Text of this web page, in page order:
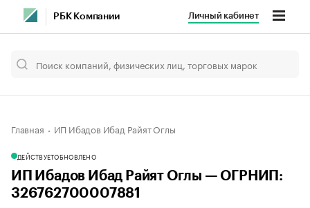
РБК Компании Личный кабинет
Главная ИП Ибадов Ибад Райят Оглы
ДЕЙСТВУЕТОБНОВЛЕНО
ИП Ибадов Ибад Райят Оглы — ОГРНИП:
326762700007881